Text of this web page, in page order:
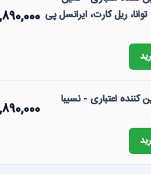
ریل کارت، ایرانسل پی
کننده اعتباری - نسیبا